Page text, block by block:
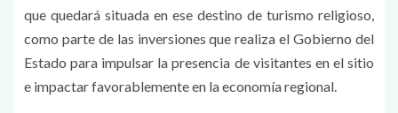
que quedará situada en ese destino de turismo religioso,
como parte de las inversiones que realiza el Gobierno del
Estado para impulsar la presencia de visitantes en el sitio
e impactar favorablemente en la economía regional.